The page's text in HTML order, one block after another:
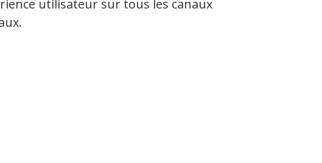
utilisateur sur tous les canaux